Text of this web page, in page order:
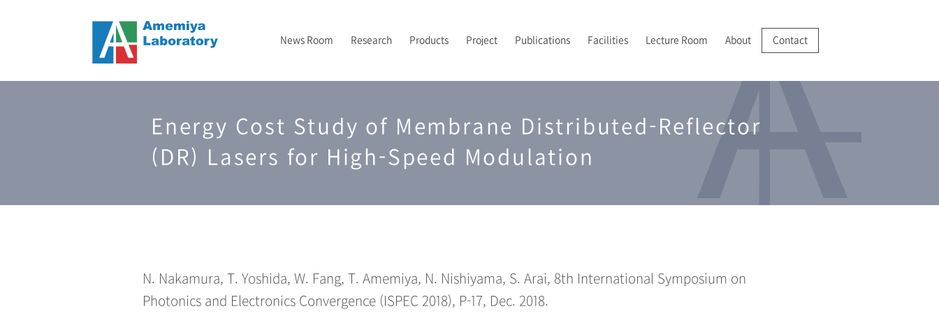
News Room Research
UV-NILプロセス技術
分析機器の開発・実用化
光集積回路
Products Project
2025-2027 GTIE GAPファンド エクスプロールコース
Publications
2024年
2025年
Facilities
後工程
分析
解析
Lecture Room About
配属について アクセス
Contact
Energy Cost Study of Membrane Distributed-Reflector
(DR) Lasers for High-Speed Modulation
N. Nakamura, T. Yoshida, W. Fang, T. Amemiya, N. Nishiyama, S. Arai, 8th International Symposium on
Photonics and Electronics Convergence (ISPEC 2018), P-17, Dec. 2018.